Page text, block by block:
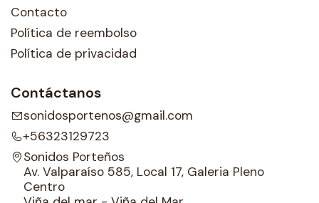
Contacto
Política de reembolso
Política de privacidad
Contáctanos
sonidosportenos@gmail.com
+56323129723
Sonidos Porteños
Av. Valparaíso 585, Local 17, Galeria Pleno
Centro